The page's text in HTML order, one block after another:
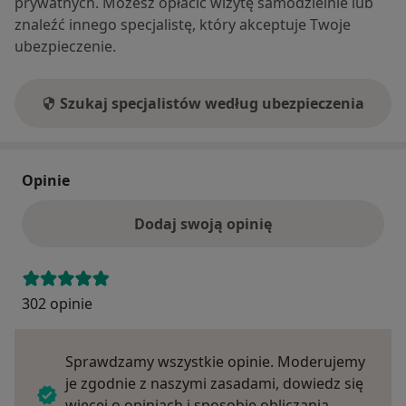
znaleźć innego specjalistę, który akceptuje Twoje
ubezpieczenie.
Szukaj specjalistów według ubezpieczenia
Opinie
Dodaj swoją opinię
302 opinie
Sprawdzamy wszystkie opinie. Moderujemy
je zgodnie z naszymi zasadami, dowiedz się